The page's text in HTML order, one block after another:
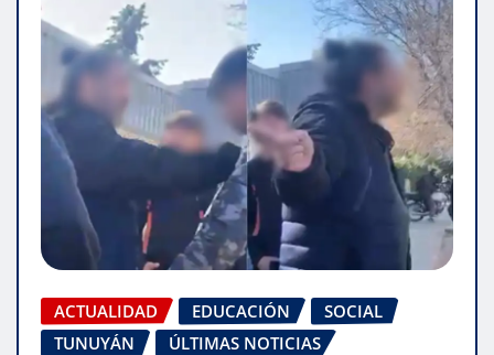
ACTUALIDAD EDUCACIÓN
SOCIAL
TUNUYÁN
ÚLTIMAS NOTICIAS